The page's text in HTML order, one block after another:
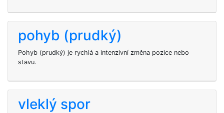
pohyb (prudký)
Pohyb (prudký) je rychlá a intenzivní změna pozice nebo
stavu.
vleklý spor